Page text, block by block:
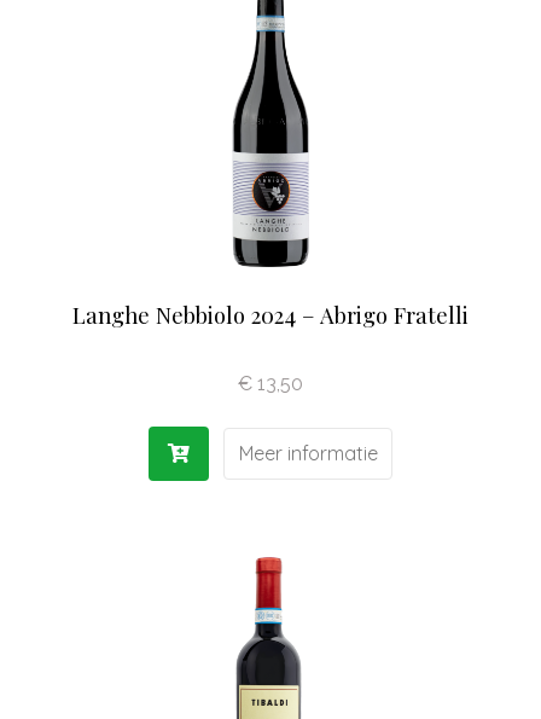
Langhe Nebbiolo 2024 – Abrigo Fratelli
€ 13,50
Meer informatie